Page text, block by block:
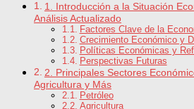
1. Introducción a la Situación
Análisis Actualizado
Factores Clave de la
Crecimiento Económico y
Políticas Económicas y
Perspectivas Futuras
2. Principales Sectores
Agricultura y Más
Petróleo
Agricultura